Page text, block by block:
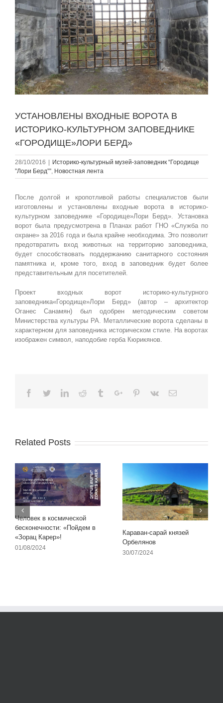
УСТАНОВЛЕНЫ ВХОДНЫЕ ВОРОТА В
ИСТОРИКО-КУЛЬТУРНОМ ЗАПОВЕДНИКЕ
«ГОРОДИЩЕ»ЛОРИ БЕРД»
28/10/2016
Историко-культурный музей-заповедник “Городище
”Лори Берд””, Новостная лента
После долгой и кропотливой работы специалистов были
изготовлены и установлены входные ворота в историко-
культурном заповеднике «Городище»Лори Берд». Установка
ворот была предусмотрена в Планах работ ГНО «Служба по
охране» за 2016 года и была крайне необходима. Это позволит
предотвратить вход животных на территорию заповедника,
будет способствовать поддержанию санитарного состояния
памятника и, кроме того, вход в заповедник будет более
представительным для посетителей.
Проект входных ворот историко-культурного
заповедника«Городище»Лори Берд» (автор – архитектор
Оганес Санамян) был одобрен методическим советом
Министерства культуры РА. Металлические ворота сделаны в
характерном для заповедника историческом стиле. На воротах
изображен символ, наподобие герба Кюрикянов.
Facebook
TwitterLinkedinReddit TumblrGoogle+Pinterest
Vk Email
Related Posts
Человек в космической
бесконечности: «Пойдем в
«Зорац Карер»!
01/08/2024
Караван-сарай князей
Орбелянов
30/07/2024